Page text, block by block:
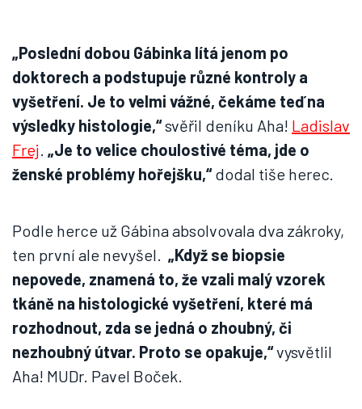
„Poslední dobou Gábinka lítá jenom po
doktorech a podstupuje různé kontroly a
vyšetření. Je to velmi vážné, čekáme teď na
výsledky histologie,“svěřil deníku Aha! Ladislav
Frej. „Je to velice choulostivé téma, jde o
ženské problémy hořejšku,“dodal tiše herec.
Podle herce už Gábina absolvovala dva zákroky,
ten první ale nevyšel. „Když se biopsie
nepovede, znamená to, že vzali malý vzorek
tkáně na histologické vyšetření, které má
rozhodnout, zda se jedná o zhoubný, či
nezhoubný útvar. Proto se opakuje,“vysvětlil
Aha! MUDr. Pavel Boček.